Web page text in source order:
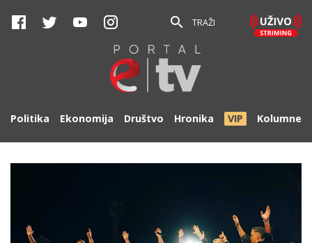
TRAŽI
Politika Ekonomija Društvo Hronika VIP Kolumne